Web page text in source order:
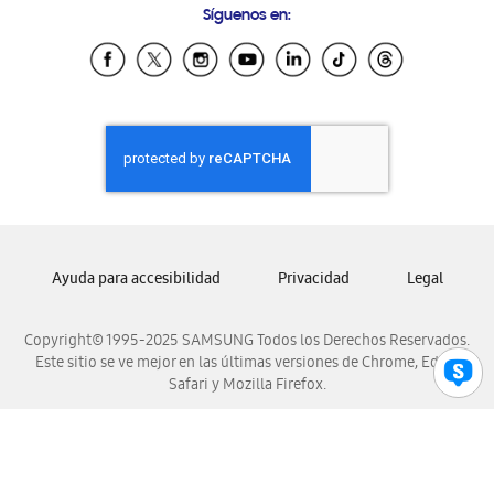
Samsung Ecuador
Samsung El Salvador
Samsung Honduras
Samsung Nicaragua
Samsung Panamá
Samsung Venezuela
Síguenos en:
Copyright© 1995-2025 SAMSUNG Todos los Derechos Reservados.
Este sitio se ve mejor en las últimas versiones de Chrome, Edge,
Safari y Mozilla Firefox.
Ayuda para accesibilidad Privacidad Legal